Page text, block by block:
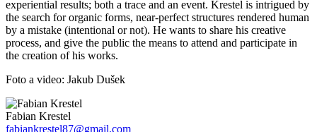
experiential results; both a trace and an event. Krestel is intrigued by
the search for organic forms, near-perfect structures rendered human
by a mistake (intentional or not). He wants to share his creative
process, and give the public the means to attend and participate in
the creation of his works.
Foto a video: Jakub Dušek
Fabian Krestel
fabiankrestel87@gmail.com